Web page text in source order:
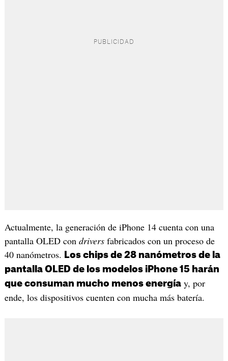
Actualmente, la generación de iPhone 14 cuenta con una
pantalla OLED con driversfabricados con un proceso de
40 nanómetros.
Los chips de 28 nanómetros de la
pantalla OLED de los modelos iPhone 15 harán
que consuman mucho menos energíay, por
ende, los dispositivos cuenten con mucha más batería.